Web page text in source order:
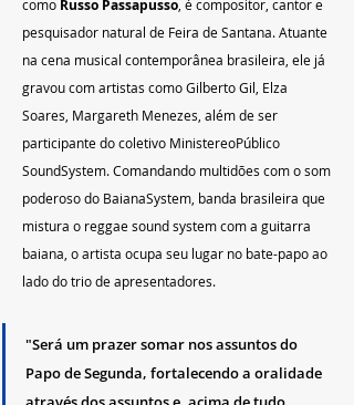
como Russo Passapusso , é compositor, cantor e
pesquisador natural de Feira de Santana. Atuante
na cena musical contemporânea brasileira, ele já
gravou com artistas como Gilberto Gil, Elza
Soares, Margareth Menezes, além de ser
participante do coletivo MinistereoPúblico
SoundSystem. Comandando multidões com o som
poderoso do BaianaSystem, banda brasileira que
mistura o reggae sound system com a guitarra
baiana, o artista ocupa seu lugar no bate-papo ao
lado do trio de apresentadores.
"Será um prazer somar nos assuntos do
Papo de Segunda, fortalecendo a oralidade